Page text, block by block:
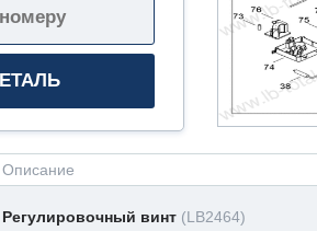
Описание
Регулировочный винт (LB2464)